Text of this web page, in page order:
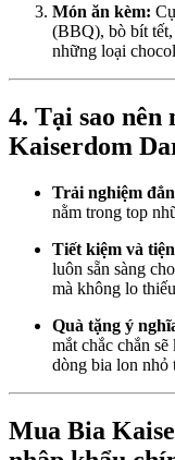
Món ăn kèm:
(BBQ), bò bít tết,
những loại
4. Tại sao nên
Kaiserdom
Trải nghiệm
nằm trong top
Tiết kiệm và
luôn sẵn sàng
mà không lo
Quà tặng ý
mắt chắc chắn
dòng bia lon nhỏ
Mua Bia